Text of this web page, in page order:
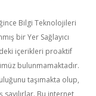
Bilgi Teknolojileri
bir Yer Sağlayıcı
içerikleri proaktif
bulunmamaktadır.
taşımakta olup,
Bu internet